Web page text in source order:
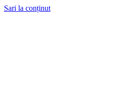
Sari la conținut